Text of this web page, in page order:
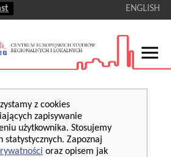
ENGLISH
z cookies
zapisywanie
użytkownika. Stosujemy
statystycznych. Zapoznaj
oraz opisem jak